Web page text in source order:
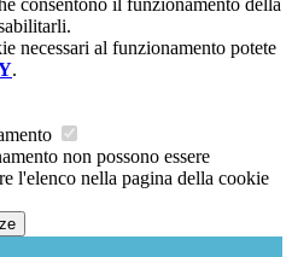
consentono il funzionamento della
necessari al funzionamento potete
.
non possono essere
l'elenco nella pagina della cookie